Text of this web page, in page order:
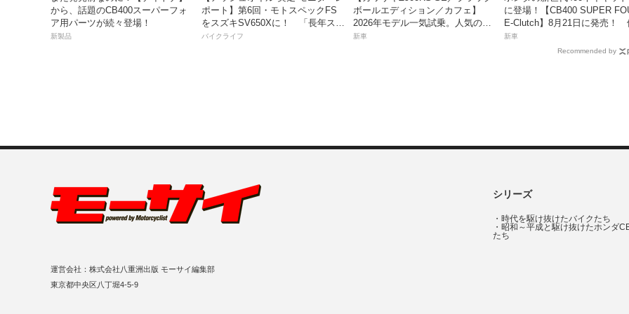
から、話題のCB400スーパーフォ
ア用パーツが続々登場！
新製品
ポート】第6回・モトスペックFS
をスズキSV650Xに！ 「長年スト
レスだったシフトの固さがコレの
バイクライフ
ボールエディション／カフェ】
2026年モデル一気試乗。人気の国
産ネオレトロモデルが扱いやすく
新車
に登場！【CB400 SUPER
E-Clutch】8月21日に発売！
99万8800円
新車
Recommended by
シリーズ
・ 時代を駆け抜けたバイクたち
・ 昭和～平成と駆け抜けたホンダ
たち
運営会社：株式会社八重洲出版 モーサイ編集部
東京都中央区八丁堀4-5-9